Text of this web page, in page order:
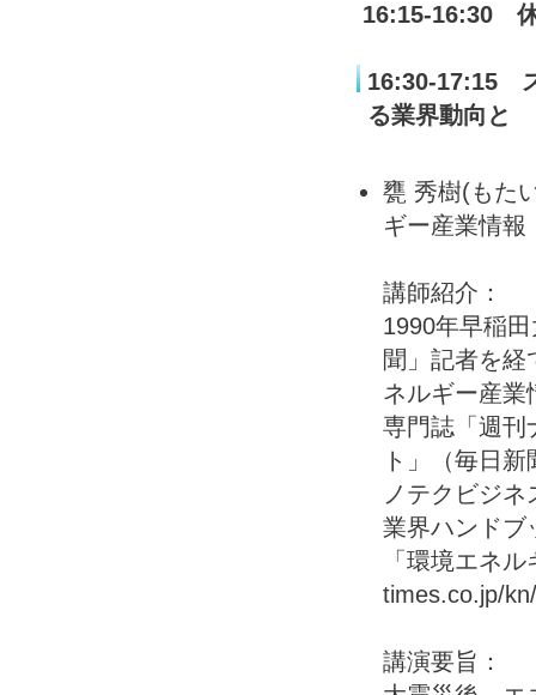
16:15-16:30
16:30-17:15
る業界動向と
甕 秀樹(もた
ギー産業情
講師紹介：
1990年早稲
聞」記者を経
ネルギー産業
専門誌「週刊
ト」（毎日
ノテクビジ
業界ハンドブ
「環境エネ
times.co.jp/
講演要旨：